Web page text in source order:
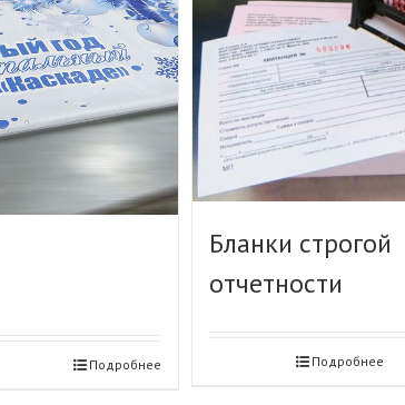
Подробнее
Бланки строгой
отчетности
Подробнее